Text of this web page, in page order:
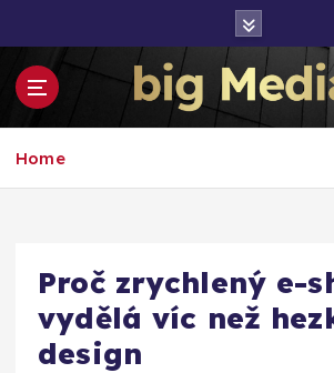
o
Inspirace pro mediální
Home
Proč zrychlený e-
vydělá víc než
design